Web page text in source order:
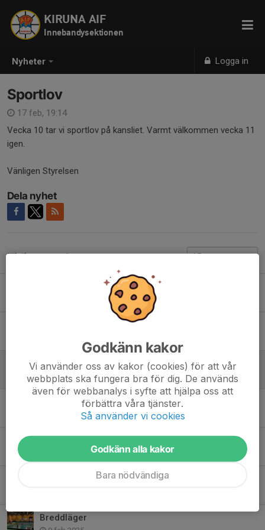
Nyheter Logga in
KIRUNA AIF
Innebandysektionen
Sportlov
17 feb, 19:14
Vecka 10 tar vi sportlov på kansliet. Varmt välkommen vecka 11
igen.
Vänligen Styrelsen
Dela nyhet
Tidigare nyheter
Sportlov
17 feb, 19:14
Kontantlotteri
3 jan, 14:22
Breddläger
Godkänn kakor
Vi använder oss av kakor (cookies) för att vår
webbplats ska fungera bra för dig. De används
även för webbanalys i syfte att hjälpa oss att
förbättra våra tjänster.
Så använder vi cookies
Godkänn alla kakor
Bara nödvändiga